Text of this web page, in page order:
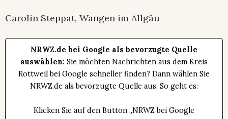
Carolin Steppat, Wangen im Allgäu
NRWZ.de bei Google als bevorzugte Quelle
auswählen: Sie möchten Nachrichten aus dem Kreis
Rottweil bei Google schneller finden? Dann wählen Sie
NRWZ.de als bevorzugte Quelle aus. So geht es:
Klicken Sie auf den Button „NRWZ bei Google